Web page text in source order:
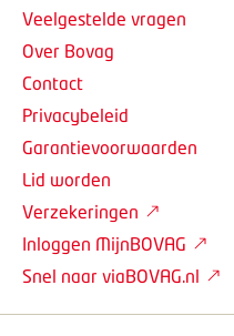
Veelgestelde vragen
Over Bovag
Contact
Privacybeleid
Garantievoorwaarden
Lid worden
Verzekeringen
Inloggen MijnBOVAG
Snel naar viaBOVAG.nl